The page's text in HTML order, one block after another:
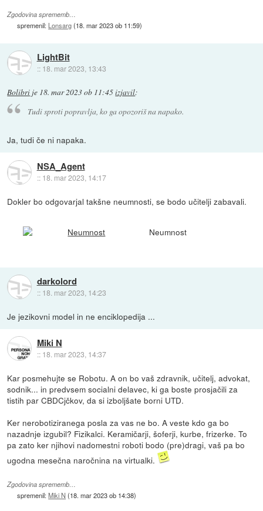
Zgodovina sprememb…
spremenil: Lonsarg(18. mar 2023 ob 11:59)
LightBit
:: 18. mar 2023, 13:43
Bolibri je 18. mar 2023 ob 11:45izjavil:
Tudi sproti popravlja, ko ga opozoriš na napako.
Ja, tudi če ni napaka.
NSA_Agent
:: 18. mar 2023, 14:17
Dokler bo odgovarjal takšne neumnosti, se bodo učitelji zabavali.
Neumnost
darkolord
:: 18. mar 2023, 14:23
Je jezikovni model in ne enciklopedija ...
Miki N
:: 18. mar 2023, 14:37
Kar posmehujte se Robotu. A on bo vaš zdravnik, učitelj, advokat,
sodnik... in predvsem socialni delavec, ki ga boste prosjačili za
tistih par CBDCjčkov, da si izboljšate borni UTD.
Ker nerobotiziranega posla za vas ne bo. A veste kdo ga bo
nazadnje izgubil? Fizikalci. Keramičarji, šoferji, kurbe, frizerke. To
pa zato ker njihovi nadomestni roboti bodo (pre)dragi, vaš pa bo
ugodna mesečna naročnina na virtualki.
Zgodovina sprememb…
spremenil:Miki N(18. mar 2023 ob 14:38)